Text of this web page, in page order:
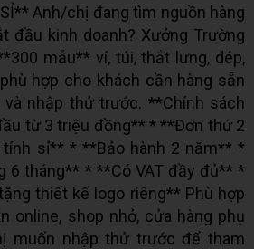
Anh/chị đang tìm nguồn hàng
đầu kinh doanh? Xưởng Trường
mẫu** ví, túi, thắt lưng, dép,
hợp cho khách cần hàng sẵn
nhập thử trước. **Chính sách
từ 3 triệu đồng** * **Đơn thứ 2
sỉ** * **Bảo hành 2 năm** *
6 tháng** * **Có VAT đầy đủ** *
thiết kế logo riêng** Phù hợp
online, shop nhỏ, cửa hàng phụ
muốn nhập thử trước để tham